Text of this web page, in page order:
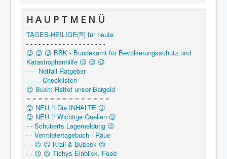
H A U P T M E N Ü
TAGES-HEILIGE(R) für heute
- - - - - - - - - - - - - - - - - - - -
😉 😉 😉 BBK - Bundesamt für Bevölkerungsschutz und
Katastrophenhilfe 😉 😉 😉
- - - Notfall-Ratgeber
- - - - Checklisten
😉 Buch: Rettet unser Bargeld
= = = = = = = = = = = = = =
😉 NEU !! Die INHALTE 😉
😉 NEU !! Wichtige Quellen 😉
- - Schuberts Lagemeldung 😉
- - Vermietertagebuch - Raue
- - 😉 😉 Krall & Bubeck 😉
- - 😉 😉 Tichys Einblick, Feed